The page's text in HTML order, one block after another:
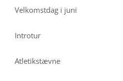
Velkomstdag i juni
Introtur
Atletikstævne